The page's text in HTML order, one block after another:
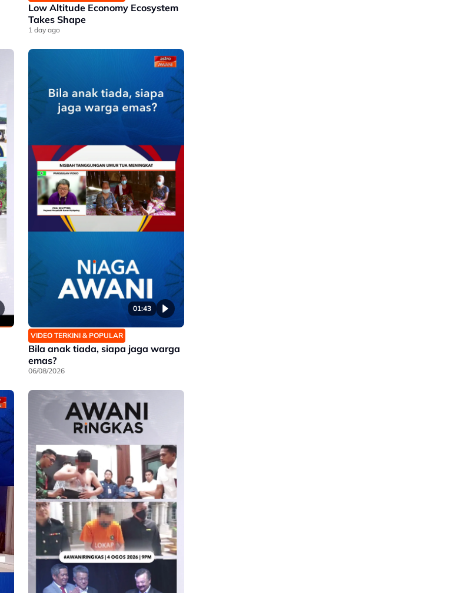
Low Altitude Economy Ecosystem
Takes Shape​
1 day ago
01:43
VIDEO TERKINI & POPULAR
Bila anak tiada, siapa jaga warga
emas?
06/08/2026